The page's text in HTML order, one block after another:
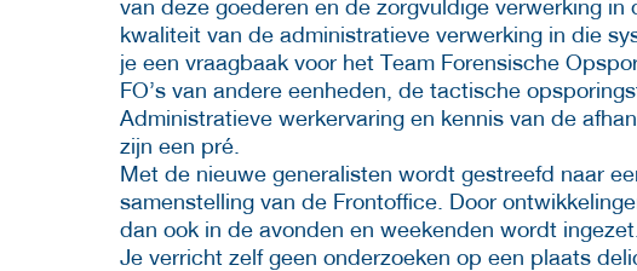
van deze goederen en de zorgvuldige verwerking
kwaliteit van de administratieve verwerking in die
je een vraagbaak voor het Team Forensische
FO’s van andere eenheden, de tactische
Administratieve werkervaring en kennis van de
zijn een pré.
Met de nieuwe generalisten wordt gestreefd naar
samenstelling van de Frontoffice. Door
dan ook in de avonden en weekenden wordt ingezet.
Je verricht zelf geen onderzoeken op een plaats